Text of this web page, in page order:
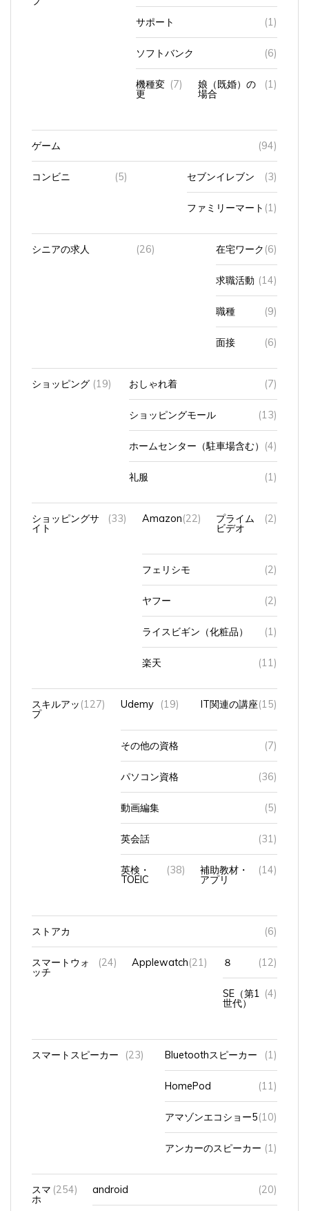
サポート (1)
ソフトバンク (6)
機種変
更
(7) 娘（既婚）の
場合
(1)
ゲーム (94)
コンビニ (5) セブンイレブン (3)
ファミリーマート(1)
シニアの求人 (26) 在宅ワーク(6)
求職活動 (14)
職種 (9)
面接 (6)
ショッピング (19) おしゃれ着 (7)
ショッピングモール (13)
ホームセンター（駐車場含む）(4)
礼服 (1)
ショッピングサ (33) Amazon(22) プライム
ビデオ
(2)
フェリシモ (2)
ヤフー (2)
ライスビギン（化粧品） (1)
楽天 (11)
スキルアッ(127) Udemy (19) IT関連の講座(15)
その他の資格 (7)
パソコン資格 (36)
動画編集 (5)
英会話 (31)
英検・
TOEIC
(38) 補助教材・
アプリ
(14)
ストアカ (6)
スマートウォ (24) Applewatch(21) ８ (12)
SE（第1
世代）
(4)
スマートスピーカー (23) Bluetoothスピーカー (1)
HomePod (11)
アマゾンエコショー5(10)
アンカーのスピーカー (1)
スマ(254) android (20)
iPhone(186) 14Pro(81) iOS17 (1)